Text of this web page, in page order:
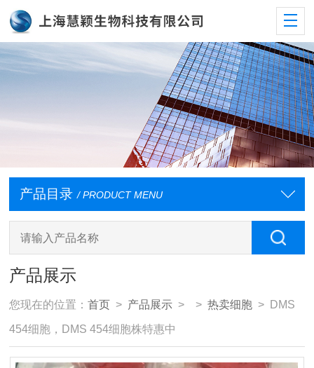
产品目录 / PRODUCT MENU
产品展示
您现在的位置：首页 > 产品展示 > >热卖细胞 > DMS
454细胞，DMS 454细胞株特惠中